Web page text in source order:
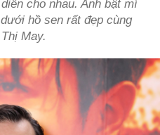
cho nhau. Anh bật mí
hồ sen rất đẹp cùng
May.